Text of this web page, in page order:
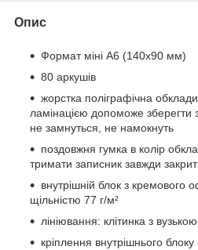
Опис
Формат міні А6 (140х90 мм)
80 аркушів
жорстка поліграфічна
ламінацією допоможе зберегти
не замнуться, не намокнуть
поздовжня гумка в колір
тримати записник завжди
внутрішній блок з кремового
щільністю 77 г/м²
лініювання: клітинка з
кріплення внутрішнього